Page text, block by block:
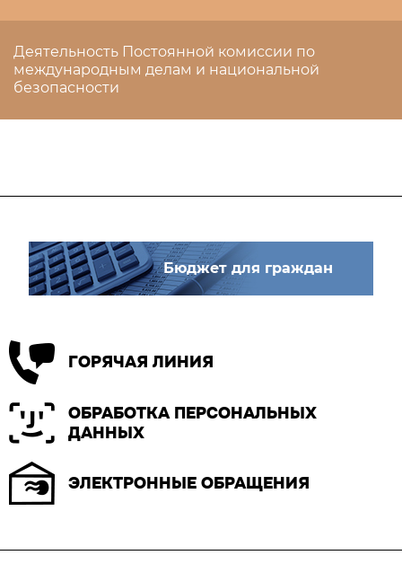
Деятельность Постоянной комиссии по
международным делам и национальной
безопасности
Бюджет для граждан
ГОРЯЧАЯ ЛИНИЯ
ОБРАБОТКА ПЕРСОНАЛЬНЫХ
ДАННЫХ
ЭЛЕКТРОННЫЕ ОБРАЩЕНИЯ